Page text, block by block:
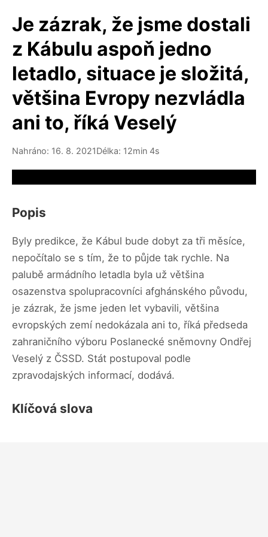
Je zázrak, že jsme dostali
z Kábulu aspoň jedno
letadlo, situace je složitá,
většina Evropy nezvládla
ani to, říká Veselý
Nahráno: 16. 8. 2021Délka: 12min 4s
Popis
Byly predikce, že Kábul bude dobyt za tři měsíce,
nepočítalo se s tím, že to půjde tak rychle. Na
palubě armádního letadla byla už většina
osazenstva spolupracovníci afghánského původu,
je zázrak, že jsme jeden let vybavili, většina
evropských zemí nedokázala ani to, říká předseda
zahraničního výboru Poslanecké sněmovny Ondřej
Veselý z ČSSD. Stát postupoval podle
zpravodajských informací, dodává.
Klíčová slova